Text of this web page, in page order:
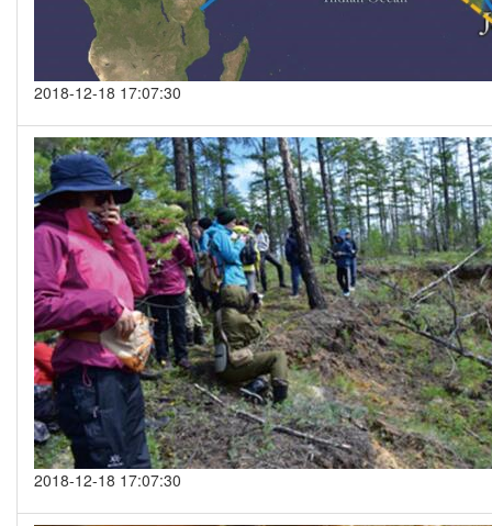
2018-12-18 17:07:30
2018-12-18 17:07:30